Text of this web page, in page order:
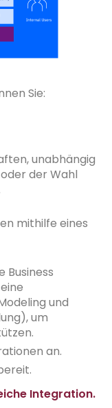
Sie:
unabhängig
der Wahl
mithilfe eines
Business
und
um
an.
Integration.